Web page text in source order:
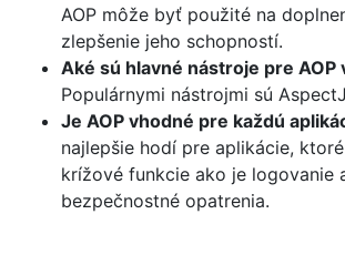
AOP môže byť použité na
zlepšenie jeho schopností.
Aké sú hlavné nástroje pre AOP
Populárnymi nástrojmi sú
Je AOP vhodné pre každú
najlepšie hodí pre aplikácie,
krížové funkcie ako je logovanie
bezpečnostné opatrenia.